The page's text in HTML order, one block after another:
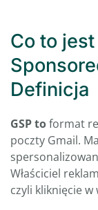
Co to jest
Definicja
GSP toformat
poczty Gmail.
Właściciel
czyli kliknięcie